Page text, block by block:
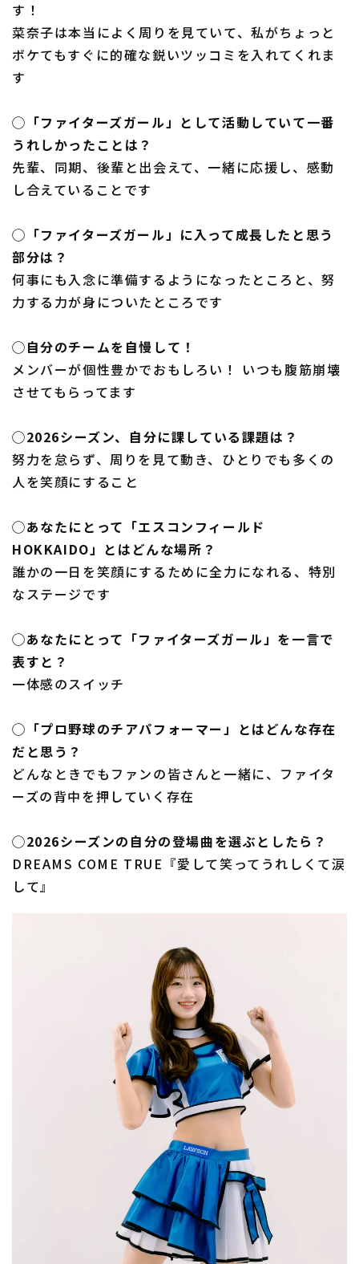
す！
菜奈子は本当によく周りを見ていて、私がちょっと
ボケてもすぐに的確な鋭いツッコミを入れてくれま
す
◯「ファイターズガール」として活動していて一番
うれしかったことは？
先輩、同期、後輩と出会えて、一緒に応援し、感動
し合えていることです
◯「ファイターズガール」に入って成長したと思う
部分は？
何事にも入念に準備するようになったところと、努
力する力が身についたところです
◯自分のチームを自慢して！
メンバーが個性豊かでおもしろい！ いつも腹筋崩壊
させてもらってます
◯2026シーズン、自分に課している課題は？
努力を怠らず、周りを見て動き、ひとりでも多くの
人を笑顔にすること
◯あなたにとって「エスコンフィールド
HOKKAIDO」とはどんな場所？
誰かの一日を笑顔にするために全力になれる、特別
なステージです
◯あなたにとって「ファイターズガール」を一言で
表すと？
一体感のスイッチ
◯「プロ野球のチアパフォーマー」とはどんな存在
だと思う？
どんなときでもファンの皆さんと一緒に、ファイタ
ーズの背中を押していく存在
◯2026シーズンの自分の登場曲を選ぶとしたら？
DREAMS COME TRUE『愛して笑ってうれしくて涙
して』